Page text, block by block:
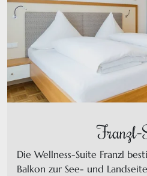
Franzl-
Die Wellness-Suite Franzl
Balkon zur See- und